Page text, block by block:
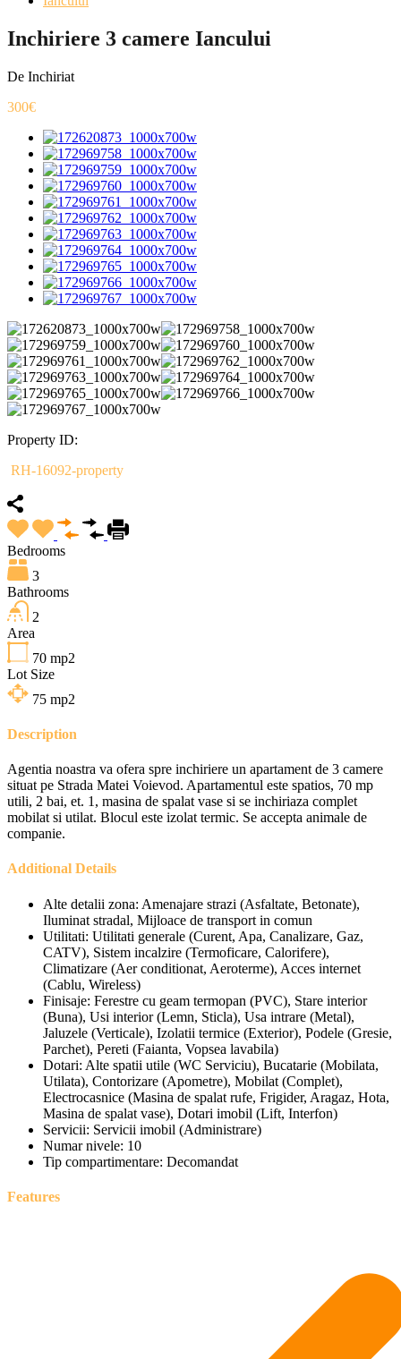
Inchiriere 3 camere Iancului
De Inchiriat
300€
Property ID:
RH-16092-property
Bedrooms
3
Bathrooms
2
Area
70 mp2
Lot Size
75 mp2
Description
Agentia noastra va ofera spre inchiriere un apartament de 3 camere
situat pe Strada Matei Voievod. Apartamentul este spatios, 70 mp
utili, 2 bai, et. 1, masina de spalat vase si se inchiriaza complet
mobilat si utilat. Blocul este izolat termic. Se accepta animale de
companie.
Additional Details
Alte detalii zona: Amenajare strazi (Asfaltate, Betonate),
Iluminat stradal, Mijloace de transport in comun
Utilitati: Utilitati generale (Curent, Apa, Canalizare, Gaz,
CATV), Sistem incalzire (Termoficare, Calorifere),
Climatizare (Aer conditionat, Aeroterme), Acces internet
(Cablu, Wireless)
Finisaje: Ferestre cu geam termopan (PVC), Stare interior
(Buna), Usi interior (Lemn, Sticla), Usa intrare (Metal),
Jaluzele (Verticale), Izolatii termice (Exterior), Podele (Gresie,
Parchet), Pereti (Faianta, Vopsea lavabila)
Dotari: Alte spatii utile (WC Serviciu), Bucatarie (Mobilata,
Utilata), Contorizare (Apometre), Mobilat (Complet),
Electrocasnice (Masina de spalat rufe, Frigider, Aragaz, Hota,
Masina de spalat vase), Dotari imobil (Lift, Interfon)
Servicii: Servicii imobil (Administrare)
Numar nivele: 10
Tip compartimentare: Decomandat
Features